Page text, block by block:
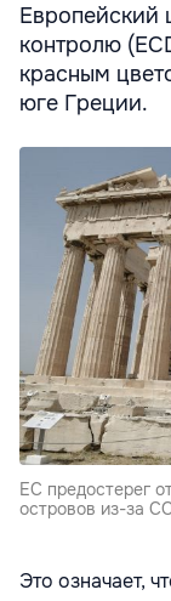
Европейский
контролю
красным
юге Греции.
ЕС предостерег
островов из-за
Это означает,